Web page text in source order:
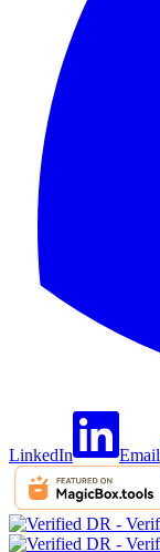
LinkedIn Email